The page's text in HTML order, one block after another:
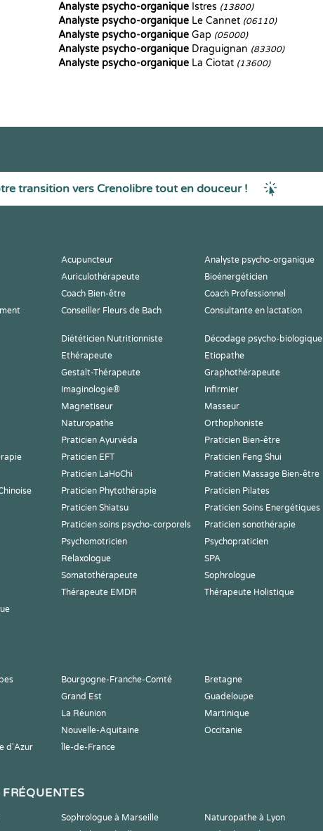
Analyste psycho-organique Istres (13800)
Analyste psycho-organique Le Cannet (06110)
Analyste psycho-organique Gap (05000)
Analyste psycho-organique Draguignan (83300)
Analyste psycho-organique La Ciotat (13600)
transition vers Crenolibre tout en douceur !
Acupuncteur Analyste psycho-organique
Auriculothérapeute Bioénergéticien
Coach Bien-être Coach Professionnel
Conseiller Fleurs de Bach Consultante en lactation
Diététicien Nutritionniste Décodage psycho-biologique
Ethérapeute Etiopathe
Gestalt-Thérapeute Graphothérapeute
Imaginologie® Infirmier
Magnetiseur Masseur
Naturopathe Orthophoniste
Praticien Ayurvéda Praticien Bien-être
Praticien EFT Praticien Feng Shui
Praticien LaHoChi Praticien Massage Bien-être
Praticien Phytothérapie Praticien Pilates
Praticien Shiatsu Praticien Soins Energétiques
Praticien soins psycho-corporels Praticien sonothérapie
Psychomotricien Psychopraticien
Relaxologue SPA
Somatothérapeute Sophrologue
Thérapeute EMDR Thérapeute Holistique
Bourgogne-Franche-Comté Bretagne
Grand Est Guadeloupe
La Réunion Martinique
Nouvelle-Aquitaine Occitanie
d'Azur
Île-de-France
Sophrologue à Marseille Naturopathe à Lyon